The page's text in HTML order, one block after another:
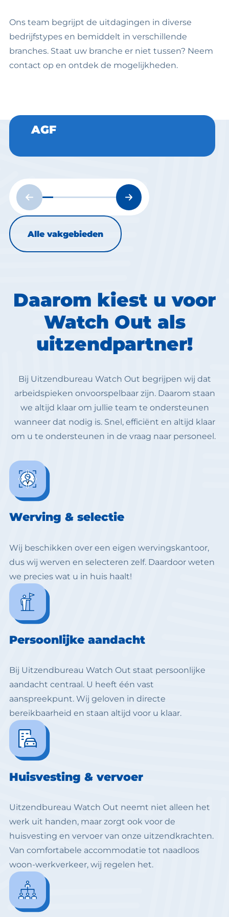
Ons team begrijpt de uitdagingen in diverse
bedrijfstypes en bemiddelt in verschillende
branches. Staat uw branche er niet tussen? Neem
contact op en ontdek de mogelijkheden.
AGF
Alle vakgebieden
Daarom kiest u voor
Watch Out als
uitzendpartner!
Bij Uitzendbureau Watch Out begrijpen wij dat
arbeidspieken onvoorspelbaar zijn. Daarom staan
we altijd klaar om jullie team te ondersteunen
wanneer dat nodig is. Snel, efficiënt en altijd klaar
om u te ondersteunen in de vraag naar personeel.
Werving & selectie
Wij beschikken over een eigen wervingskantoor,
dus wij werven en selecteren zelf. Daardoor weten
we precies wat u in huis haalt!
Persoonlijke aandacht
Bij Uitzendbureau Watch Out staat persoonlijke
aandacht centraal. U heeft één vast
aanspreekpunt. Wij geloven in directe
bereikbaarheid en staan altijd voor u klaar.
Huisvesting & vervoer
Uitzendbureau Watch Out neemt niet alleen het
werk uit handen, maar zorgt ook voor de
huisvesting en vervoer van onze uitzendkrachten.
Van comfortabele accommodatie tot naadloos
woon-werkverkeer, wij regelen het.